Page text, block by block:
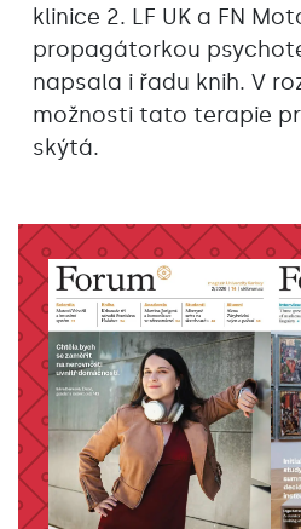
klinice 2. LF UK a FN
propagátorkou
napsala i řadu knih. V
možnosti tato terapie
skýtá.